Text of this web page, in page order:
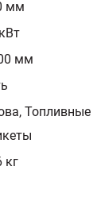
мм
мм
Топливные
кг